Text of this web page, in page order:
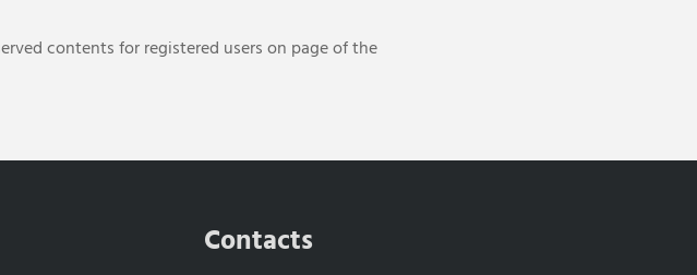
contents for registered users on page of the
Contacts